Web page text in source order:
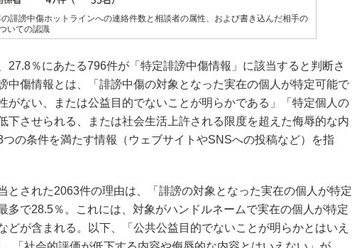
誹謗中傷ホットラインへの連絡件数と相談者の属性、および書き込んだ相手の
いての認識
27.8％にあたる796件が「特定誹謗中傷情報」に該当すると判断さ
中傷情報とは、「誹謗中傷の対象となった実在の個人が特定可能で
がない、または公益目的でないことが明らかである」「特定個人の
下させられる、または社会生活上許される限度を超えた侮辱的な内
の条件を満たす情報（ウェブサイトやSNSへの投稿など）を指
とされた2063件の理由は、「誹謗の対象となった実在の個人が特定
多で28.5％。これには、対象がハンドルネームで実在の個人が特定
どが含まれる。以下、「公共公益目的でないことが明らかとはいえ